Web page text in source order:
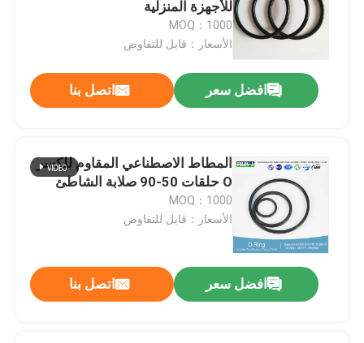
للأجهزة المنزلية
MOQ：1000
الأسعار：قابل للتفاوض
افضل سعر اتصل بنا
المطاط الاصطناعي المقاوم للكسر
O حلقات 50-90 صلابة الشاطئ
MOQ：1000
الأسعار：قابل للتفاوض
افضل سعر اتصل بنا